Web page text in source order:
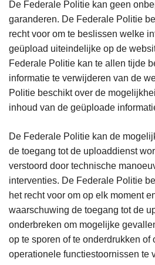
De Federale Politie kan geen
garanderen. De Federale Politie
recht voor om te beslissen welke
geüpload uiteindelijke op de
Federale Politie kan te allen tijde
informatie te verwijderen van de
Politie beschikt over de
inhoud van de geüploade
De Federale Politie kan de
de toegang tot de uploaddienst
verstoord door technische
interventies. De Federale Politie
het recht voor om op elk moment
waarschuwing de toegang tot de
onderbreken om mogelijke
op te sporen of te onderdrukken of
operationele functiestoornissen te